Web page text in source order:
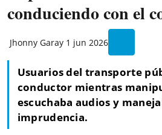
conduciendo con el
Jhonny Garay 1 jun 2026
Usuarios del transporte
conductor mientras
escuchaba audios y
imprudencia.